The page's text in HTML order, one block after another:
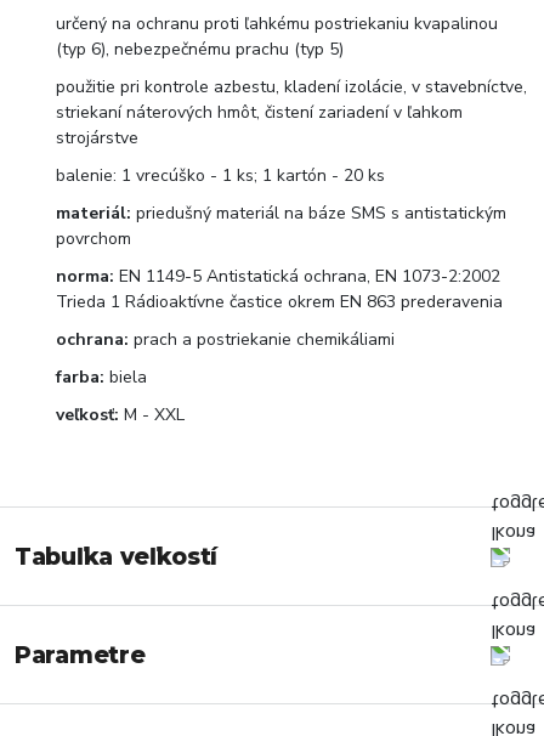
určený na ochranu proti ľahkému postriekaniu kvapalinou
(typ 6), nebezpečnému prachu (typ 5)
použitie pri kontrole azbestu, kladení izolácie, v stavebníctve,
striekaní náterových hmôt, čistení zariadení v ľahkom
strojárstve
balenie: 1 vrecúško - 1 ks; 1 kartón - 20 ks
materiál: priedušný materiál na báze SMS s antistatickým
povrchom
norma: EN 1149-5 Antistatická ochrana, EN 1073-2:2002
Trieda 1 Rádioaktívne častice okrem EN 863 prederavenia
ochrana: prach a postriekanie chemikáliami
farba: biela
veľkosť: M - XXL
Tabuľka veľkostí
Parametre